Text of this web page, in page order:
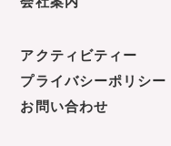
アクティビティー
プライバシーポリシー
お問い合わせ